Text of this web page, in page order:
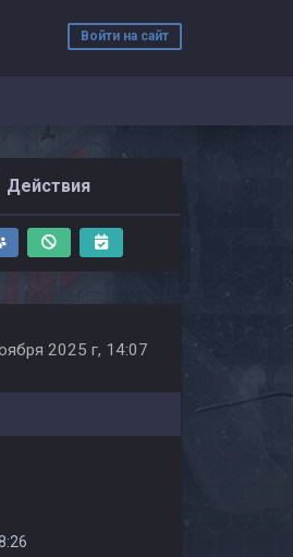
Войти на сайт
Действия
2025 г, 14:07